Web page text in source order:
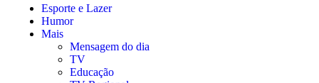
Esporte e Lazer
Humor
Mais
Mensagem do dia
TV
Educação